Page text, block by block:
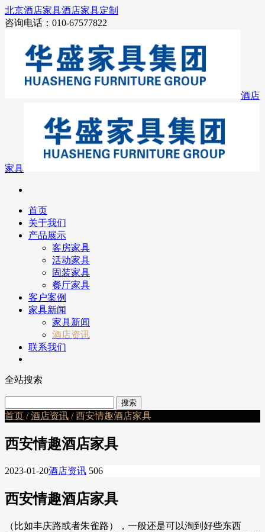
北京酒店家具酒店家具定制
咨询电话：010-67577822
酒店
家具
首页
关于我们
产品展示
客房家具
活动家具
固装家具
餐厅家具
客户案例
家具新闻
家具新闻
酒店资讯
联系我们
全站搜索
首页 /酒店资讯 / 西安情趣酒店家具
西安情趣酒店家具
2023-01-20酒店资讯 506
西安情趣酒店家具
（比如丰庆路或者朱雀路），一般还是可以淘到好些东西